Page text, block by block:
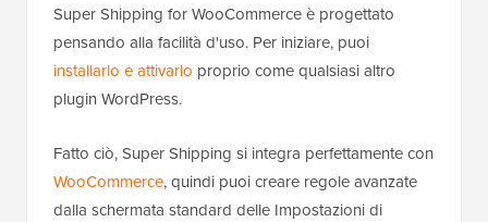
Super Shipping for WooCommerce è progettato
pensando alla facilità d'uso. Per iniziare, puoi
installarlo e attivarlo proprio come qualsiasi altro
plugin WordPress.
Fatto ciò, Super Shipping si integra perfettamente con
WooCommerce, quindi puoi creare regole avanzate
dalla schermata standard delle Impostazioni di